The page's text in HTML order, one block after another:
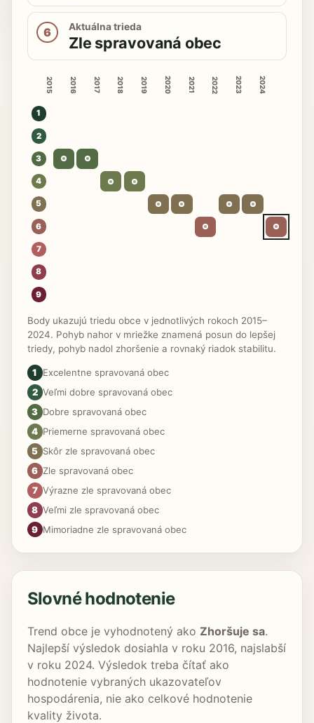
6 Aktuálna trieda
Zle spravovaná obec
2015 2016 2017 2018 2019 2020 2021 2022 2023 2024
1
2
3
4
5
6
7
8
9
Body ukazujú triedu obce v jednotlivých rokoch 2015–
2024. Pohyb nahor v mriežke znamená posun do lepšej
triedy, pohyb nadol zhoršenie a rovnaký riadok stabilitu.
1 Excelentne spravovaná obec
2 Veľmi dobre spravovaná obec
3 Dobre spravovaná obec
4 Priemerne spravovaná obec
5 Skôr zle spravovaná obec
6 Zle spravovaná obec
7 Výrazne zle spravovaná obec
8 Veľmi zle spravovaná obec
9 Mimoriadne zle spravovaná obec
Slovné hodnotenie
Trend obce je vyhodnotený ako Zhoršuje sa.
Najlepší výsledok dosiahla v roku 2016, najslabší
v roku 2024. Výsledok treba čítať ako
hodnotenie vybraných ukazovateľov
hospodárenia, nie ako celkové hodnotenie
kvality života.